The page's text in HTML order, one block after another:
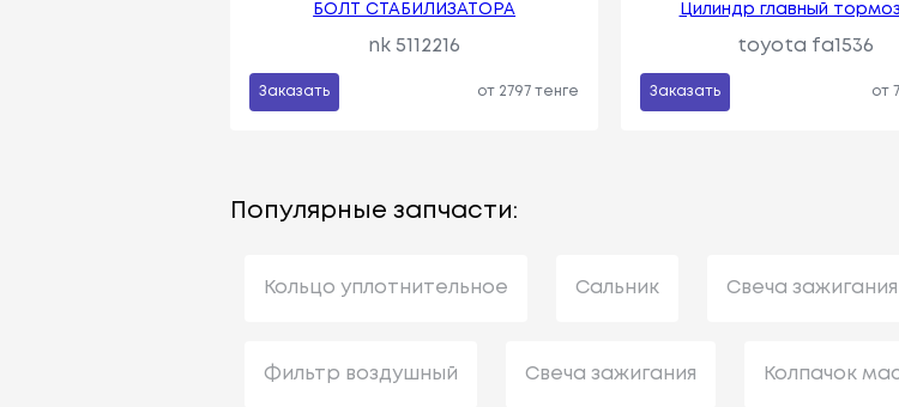
БОЛТ СТАБИЛИЗАТОРА
nk 5112216
Заказать от 2797 тенге
Цилиндр главный
toyota fa1536
Заказать от
Популярные запчасти:
Кольцо уплотнительное Сальник Свеча зажигания
Фильтр воздушный Свеча зажигания Колпачок